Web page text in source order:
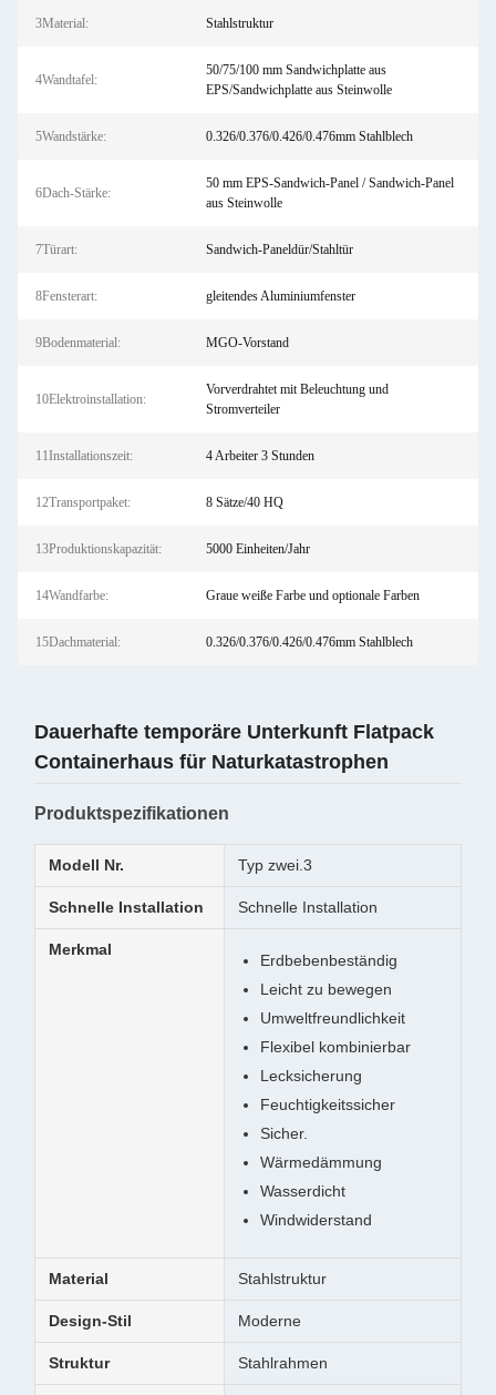
3Material: Stahlstruktur
4Wandtafel:
50/75/100 mm Sandwichplatte aus
EPS/Sandwichplatte aus Steinwolle
5Wandstärke: 0.326/0.376/0.426/0.476mm Stahlblech
6Dach-Stärke:
50 mm EPS-Sandwich-Panel / Sandwich-Panel
aus Steinwolle
7Türart: Sandwich-Paneldür/Stahltür
8Fensterart: gleitendes Aluminiumfenster
9Bodenmaterial: MGO-Vorstand
10Elektroinstallation:
Vorverdrahtet mit Beleuchtung und
Stromverteiler
11Installationszeit: 4 Arbeiter 3 Stunden
12Transportpaket: 8 Sätze/40 HQ
13Produktionskapazität: 5000 Einheiten/Jahr
14Wandfarbe: Graue weiße Farbe und optionale Farben
15Dachmaterial: 0.326/0.376/0.426/0.476mm Stahlblech
Dauerhafte temporäre Unterkunft Flatpack
Containerhaus für Naturkatastrophen
Produktspezifikationen
Modell Nr. Typ zwei.3
Schnelle Installation Schnelle Installation
Merkmal
Erdbebenbeständig
Leicht zu bewegen
Umweltfreundlichkeit
Flexibel kombinierbar
Lecksicherung
Feuchtigkeitssicher
Sicher.
Wärmedämmung
Wasserdicht
Windwiderstand
Material Stahlstruktur
Design-Stil Moderne
Struktur Stahlrahmen